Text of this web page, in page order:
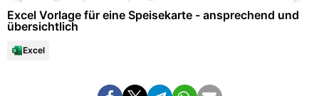
Excel Vorlage für eine Speisekarte - ansprechend und
übersichtlich
Excel